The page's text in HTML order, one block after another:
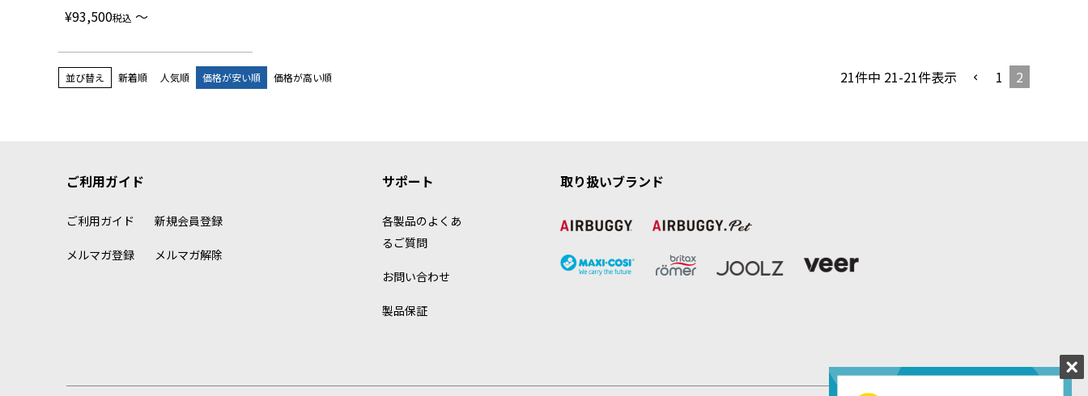
¥93,500税込 〜
並び替え 新着順 人気順 価格が安い順 価格が高い順 21件中 21-21件表示 1 2
ご利用ガイド
ご利用ガイド
メルマガ登録
新規会員登録
メルマガ解除
サポート
各製品のよくあ
るご質問
お問い合わせ
製品保証
取り扱いブランド